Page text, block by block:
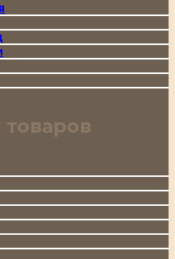
товаров